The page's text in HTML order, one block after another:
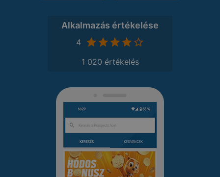
Alkalmazás értékelése
4
1 020 értékelés